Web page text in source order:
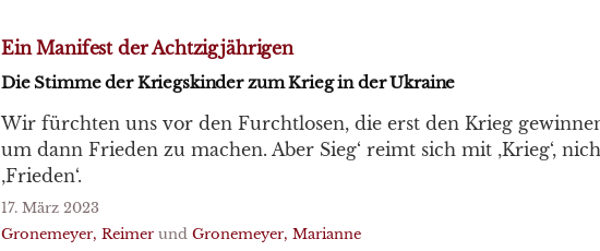
Ein Manifest der Achtzigjährigen
Die Stimme der Kriegskinder zum Krieg in der Ukraine
Wir fürchten uns vor den Furchtlosen, die erst den Krieg
um dann Frieden zu machen. Aber Sieg‘ reimt sich mit ‚Krieg‘,
‚Frieden‘.
17. März 2023
Gronemeyer, Reimer und Gronemeyer, Marianne